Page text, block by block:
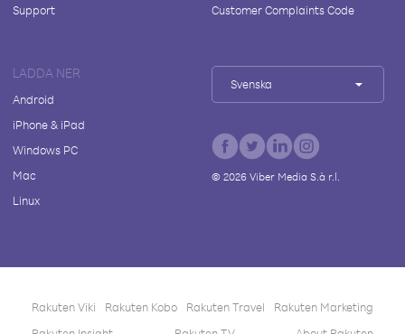
Support
Customer Complaints Code
LADDA NER
Android
iPhone & iPad
Windows PC
Mac
Linux
Svenska
© 2026Viber Media S.à r.l.
Rakuten Viki Rakuten Kobo Rakuten Travel
Rakuten Marketing